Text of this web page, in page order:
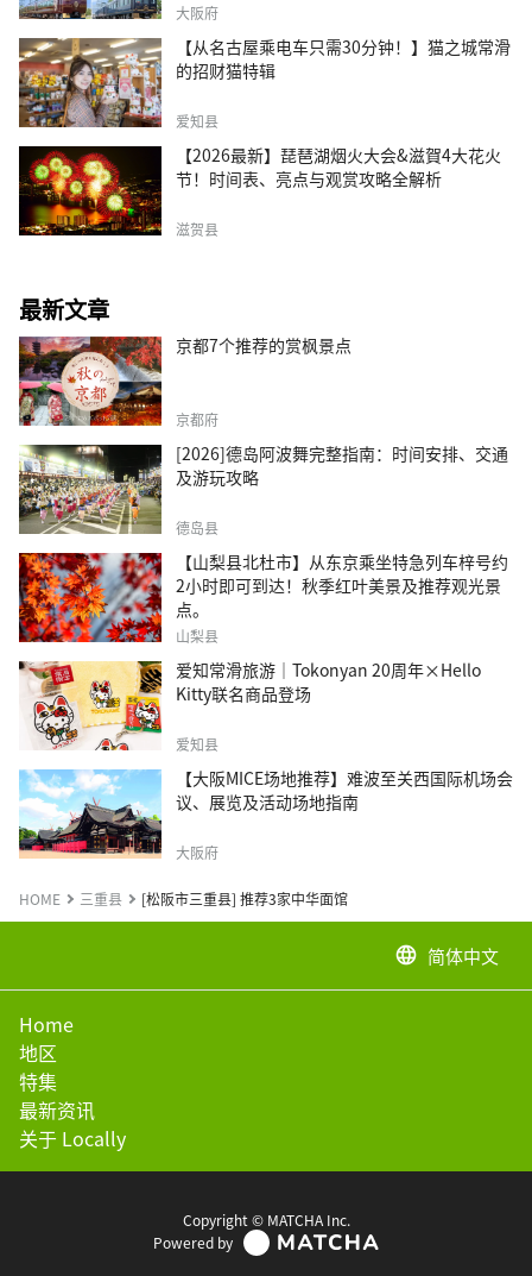
大阪府
【从名古屋乘电车只需30分钟！】猫之城常滑
的招财猫特辑
爱知县
【2026最新】琵琶湖烟火大会&滋賀4大花火
节！时间表、亮点与观赏攻略全解析
滋贺县
最新文章
京都7个推荐的赏枫景点
京都府
[2026]德岛阿波舞完整指南：时间安排、交通
及游玩攻略
德岛县
【山梨县北杜市】从东京乘坐特急列车梓号约
2小时即可到达！秋季红叶美景及推荐观光景
点。
山梨县
爱知常滑旅游｜Tokonyan 20周年×Hello
Kitty联名商品登场
爱知县
【大阪MICE场地推荐】难波至关西国际机场会
议、展览及活动场地指南
大阪府
HOME 三重县 [松阪市三重县] 推荐3家中华面馆
language 简体中文
Home
地区
特集
最新资讯
关于 Locally
Copyright © MATCHA Inc.
Powered by